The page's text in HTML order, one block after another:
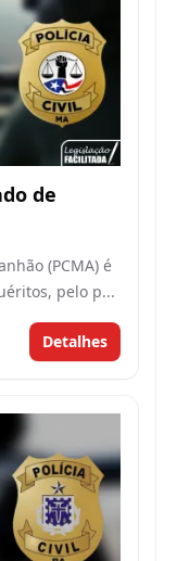
de
(PCMA) é
pelo p...
Detalhes